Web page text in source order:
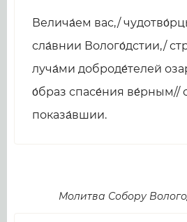
Велича́ем вас,/
сла́внии Волого́дстии,/
луча́ми доброде́телей
о́браз спасе́ния ве́рным//
показа́вшии.
Молитва Собору